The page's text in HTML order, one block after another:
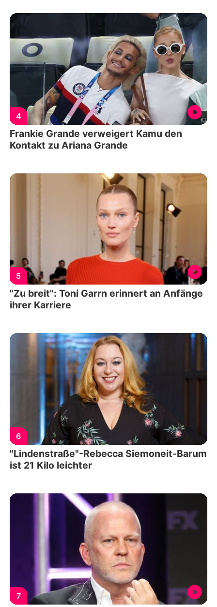
4
Frankie Grande verweigert Kamu den
Kontakt zu Ariana Grande
5
"Zu breit": Toni Garrn erinnert an Anfänge
ihrer Karriere
6
"Lindenstraße"-Rebecca Siemoneit-Barum
ist 21 Kilo leichter
7